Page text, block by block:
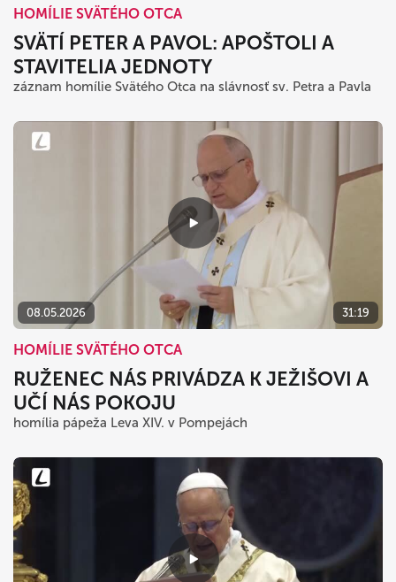
HOMÍLIE SVÄTÉHO OTCA
SVÄTÍ PETER A PAVOL: APOŠTOLI A
STAVITELIA JEDNOTY
záznam homílie Svätého Otca na slávnosť sv. Petra a Pavla
08.05.2026 31:19
HOMÍLIE SVÄTÉHO OTCA
RUŽENEC NÁS PRIVÁDZA K JEŽIŠOVI A
UČÍ NÁS POKOJU
homília pápeža Leva XIV. v Pompejách